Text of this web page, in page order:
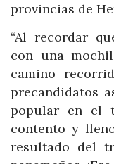
provincias de
“Al recordar
con una
camino
precandidatos
popular en el
contento y
resultado del